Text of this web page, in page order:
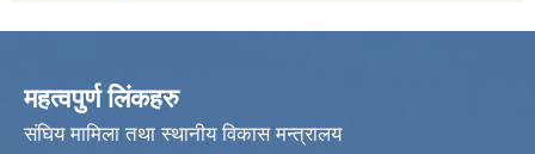
महत्वपुर्ण लिंकहरु
संघिय मामिला तथा स्थानीय विकास मन्त्रालय